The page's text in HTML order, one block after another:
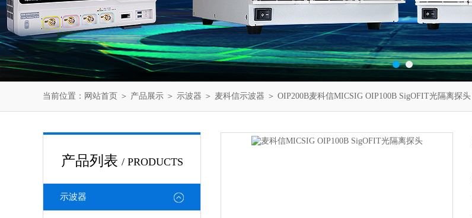
当前位置： 网站首页 ＞ 产品展示 ＞ 示波器 ＞ 麦科信示波器 ＞ OIP200B麦科信MICSIG OIP100B SigOFIT光隔离探头
产品列表 / PRODUCTS
示波器